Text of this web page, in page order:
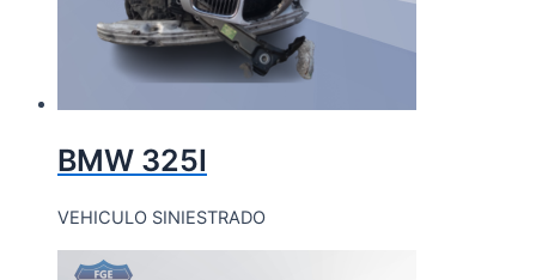
BMW 325I
VEHICULO SINIESTRADO